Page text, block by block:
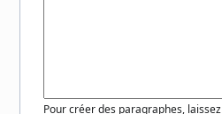
Pour créer des paragraphes,